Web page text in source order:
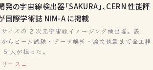
発の宇宙線検出器「SAKURA」、CERN 性能評
国際学術誌 NIM-A に掲載
イズの 2 次元宇宙線イメージング検出器。設
らビーム試験・データ解析・論文執筆まで全工程
5 人が担った。
ース